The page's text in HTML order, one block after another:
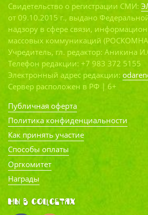
Свидетельство о регистрации СМИ:
от 09.10.2015 г., выдано
надзору в сфере связи,
массовых коммуникаций
Учредитель, гл. редактор: Аникина
Телефон редакции: +7 983 372 5155
Электронный адрес редакции:
Сервер расположен в РФ | 6+
Публичная оферта
Политика конфиденциальности
Как принять участие
Способы оплаты
Оргкомитет
Награды
Мы в соцсетях